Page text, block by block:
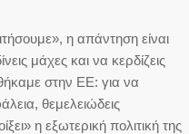
η απάντηση είναι
μάχες και να κερδίζεις
στην ΕΕ: για να
θεμελειώδεις
η εξωτερική πολιτική της